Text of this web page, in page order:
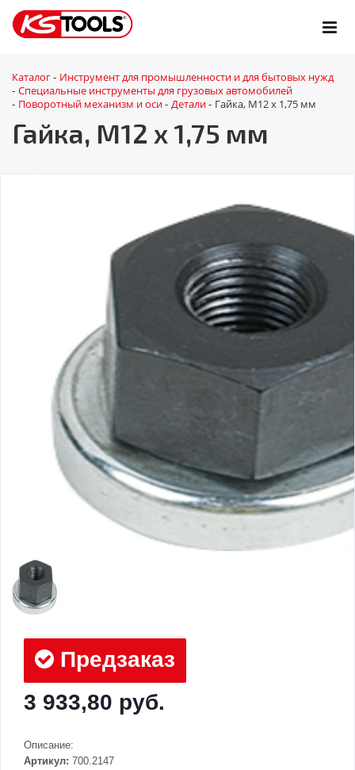
Каталог - Инструмент для промышленности и для бытовых нужд
- Специальные инструменты для грузовых автомобилей
- Поворотный механизм и оси - Детали - Гайка, M12 x 1,75 мм
Гайка, M12 x 1,75 мм
Предзаказ
3 933,80 руб.
Описание:
Артикул: 700.2147